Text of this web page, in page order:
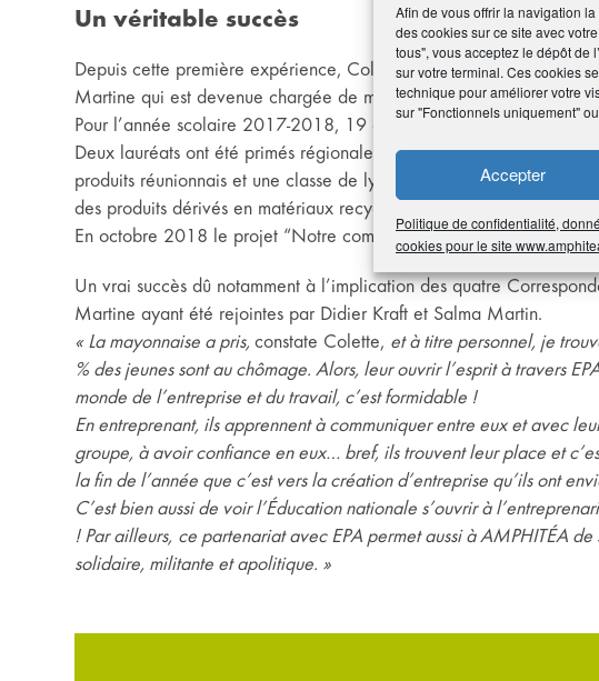
Afin de vous offrir la navigation
des cookies sur ce site avec
tous", vous acceptez le dépôt de
sur votre terminal. Ces cookies
technique pour améliorer votre
sur "Fonctionnels uniquement"
Accepter
Politique de confidentialité,
cookies pour le site
Un véritable succès
Depuis cette première expérience, Colette a intégré le conseil
Martine qui est devenue chargée de mission.
Pour l’année scolaire 2017-2018, 19 collèges et lycées de l’île
Deux lauréats ont été primés régionalement : une classe de
produits réunionnais et une classe de lycée pour l’action Ecocraft
des produits dérivés en matériaux recyclés.
En octobre 2018 le projet “Notre commune EPA” a débuté avec
Un vrai succès dû notamment à l’implication des quatre
Martine ayant été rejointes par Didier Kraft et Salma Martin.
« La mayonnaise a pris, constate Colette, et à titre personnel, je
% des jeunes sont au chômage. Alors, leur ouvrir l’esprit à travers
monde de l’entreprise et du travail, c’est formidable !
En entreprenant, ils apprennent à communiquer entre eux et avec
groupe, à avoir confiance en eux… bref, ils trouvent leur place et
la fin de l’année que c’est vers la création d’entreprise qu’ils ont
C’est bien aussi de voir l’Éducation nationale s’ouvrir à
! Par ailleurs, ce partenariat avec EPA permet aussi à AMPHITÉA
solidaire, militante et apolitique. »